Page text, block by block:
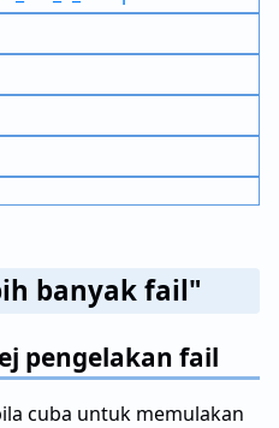
banyak fail"
pengelakan fail
cuba untuk memulakan